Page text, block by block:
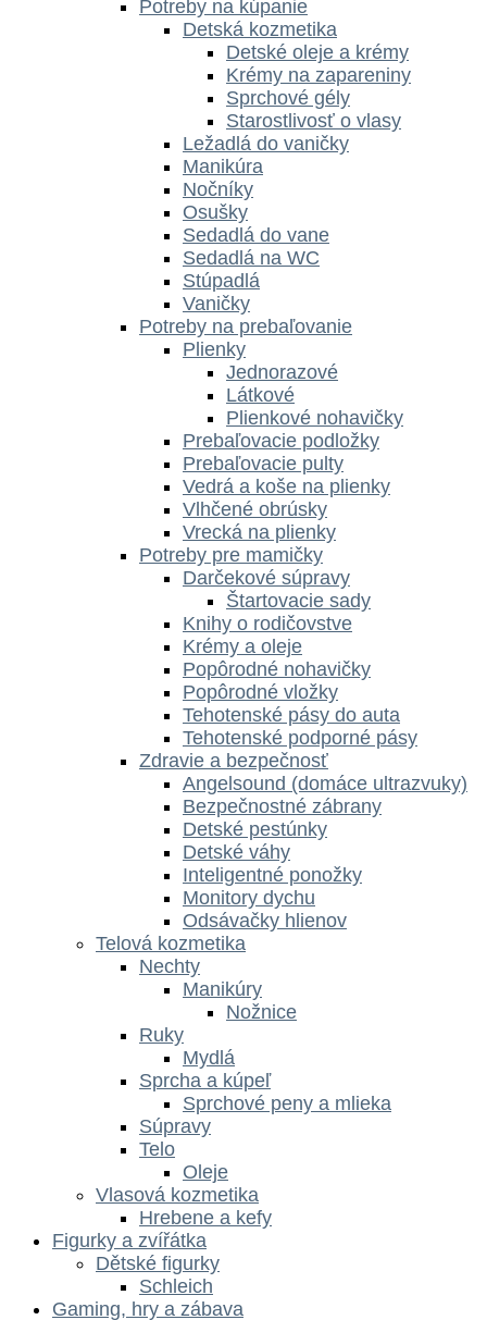
Potreby na kúpanie
Detská kozmetika
Detské oleje a krémy
Krémy na zapareniny
Sprchové gély
Starostlivosť o vlasy
Ležadlá do vaničky
Manikúra
Nočníky
Osušky
Sedadlá do vane
Sedadlá na WC
Stúpadlá
Vaničky
Potreby na prebaľovanie
Plienky
Jednorazové
Látkové
Plienkové nohavičky
Prebaľovacie podložky
Prebaľovacie pulty
Vedrá a koše na plienky
Vlhčené obrúsky
Vrecká na plienky
Potreby pre mamičky
Darčekové súpravy
Štartovacie sady
Knihy o rodičovstve
Krémy a oleje
Popôrodné nohavičky
Popôrodné vložky
Tehotenské pásy do auta
Tehotenské podporné pásy
Zdravie a bezpečnosť
Angelsound (domáce ultrazvuky)
Bezpečnostné zábrany
Detské pestúnky
Detské váhy
Inteligentné ponožky
Monitory dychu
Odsávačky hlienov
Telová kozmetika
Nechty
Manikúry
Nožnice
Ruky
Mydlá
Sprcha a kúpeľ
Sprchové peny a mlieka
Súpravy
Telo
Oleje
Vlasová kozmetika
Hrebene a kefy
Figurky a zvířátka
Dětské figurky
Schleich
Gaming, hry a zábava